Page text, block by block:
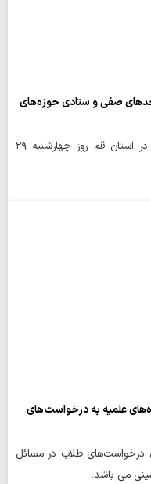
صفی و ستادی حوزه‌های
واحدهای صفی و ستادی حوزه‌های علمیه در استان قم روز چهارشنبه ۲۹
علمیه به درخواست‌های
درخواست‌های طلاب در مسائل
می باشد.